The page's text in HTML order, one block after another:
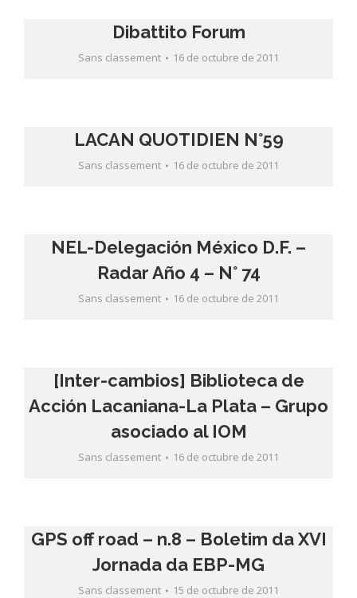
Dibattito Forum
Sans classement 16 de octubre de 2011
LACAN QUOTIDIEN N°59
Sans classement 16 de octubre de 2011
NEL-Delegación México D.F. –
Sans classement 16 de octubre de 2011
[Inter-cambios] Biblioteca de
Acción Lacaniana-La Plata – Grupo
Sans classement 16 de octubre de 2011
GPS off road – n.8 – Boletim da XVI
Jornada da EBP-MG
Sans classement 15 de octubre de 2011